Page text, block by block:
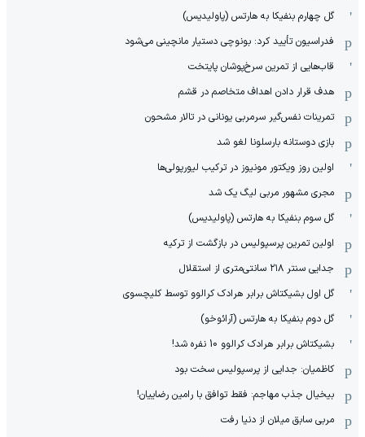
گل چهارم بنفیکا به هارتس (پاولیدیس)
فدراسیون تأیید کرد: بونوچی دستیار مانچینی می‌شود
قاب‌هایی از تمرین سرخ‌پوشان پایتخت
هدف قرار دادن اهداف متخاصم در قشم
‏تمرینات نفس‌گیر سرمربی یونانی در تالار مشحون
بازی دوستانه بارسلونا لغو شد
اولین روز ویکتور مونیوز در ترکیب لیورپولی‌ها
مجری مشهور مربی لیگ یک شد
گل سوم بنفیکا به هارتس (پاولیدیس)
اولین تمرین پرسپولیس در بازگشت از ترکیه
جدایی سنتر ۲۱۸ سانتی‌متری از استقلال
گل اول بشیکتاش برابر هرادک کرالوو توسط کلیچسوی
گل دوم بنفیکا به هارتس (آرائوخو)
بشیکتاش برابر هرادک کرالوو 10 نفره شد!
کاظمیان: جدایی از پرسپولیس سخت بود
بیخیال جذب مهاجم: فقط توافق با رامین رضاییان!
مربی سابق میلان از دنیا رفت